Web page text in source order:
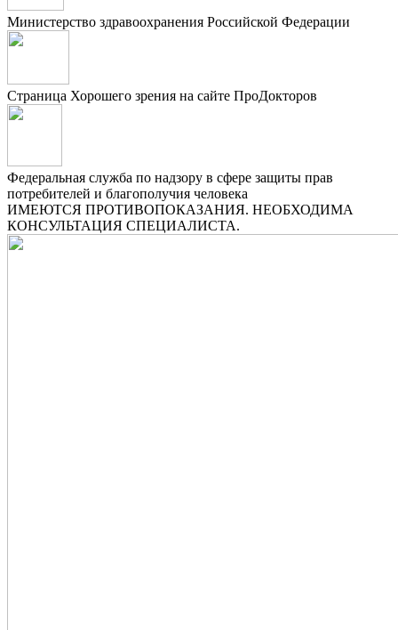
Министерство здравоохранения Российской Федерации
Страница Хорошего зрения на сайте ПроДокторов
Федеральная служба по надзору в сфере защиты прав
потребителей и благополучия человека
ИМЕЮТСЯ ПРОТИВОПОКАЗАНИЯ. НЕОБХОДИМА
КОНСУЛЬТАЦИЯ СПЕЦИАЛИСТА.